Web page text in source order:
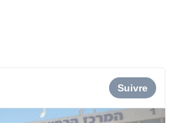
Suivre